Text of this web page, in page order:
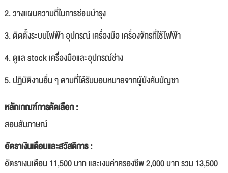
2. วางแผนความถี่ในการซ่อมบำรุง
3. ติดตั้งระบบไฟฟ้า อุปกรณ์ เครื่องมือ เครื่องจักรที่ใช้ไฟฟ้า
4. ดูแล stock เครื่องมือและอุปกรณ์ช่าง
5. ปฏิบัติงานอื่น ๆ ตามที่ได้รับมอบหมายจากผู้บังคับบัญชา
หลักเกณฑ์การคัดเลือก :
สอบสัมภาษณ์
อัตราเงินเดือนและสวัสดิการ :
อัตราเงินเดือน 11,500 บาท และเงินค่าครองชีพ 2,000 บาท รวม 13,500